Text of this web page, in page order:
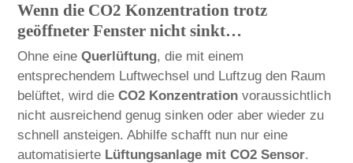
Wenn die CO2 Konzentration trotz
geöffneter Fenster nicht sinkt…
Ohne eineQuerlüftung, die mit einem
entsprechendem Luftwechsel und Luftzug den Raum
belüftet, wird dieCO2 Konzentration voraussichtlich
nicht ausreichend genug sinken oder aber wieder zu
schnell ansteigen. Abhilfe schafft nun nur eine
automatisierte Lüftungsanlage mit CO2 Sensor.